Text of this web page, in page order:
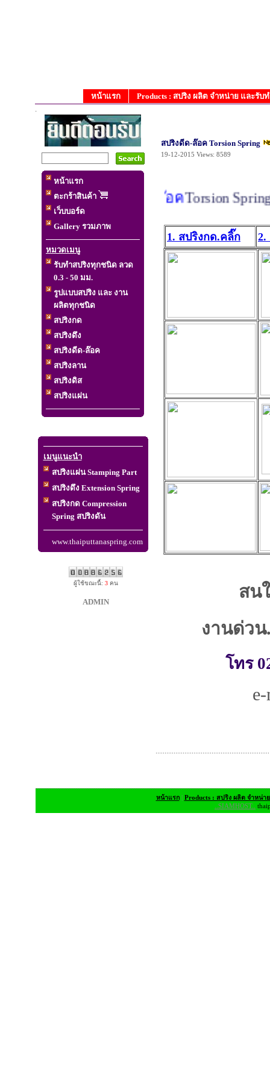
หน้าแรก
Products : สปริง ผลิต จำหน่าย และรั
.
หน้าแรก
ตะกร้าสินค้า
เว็บบอร์ด
Gallery รวมภาพ
หมวดเมนู
รับทำสปริงทุกชนิด ลวด
0.3 - 50 มม.
รูปแบบสปริง และ งาน
ผลิตทุกชนิด
สปริงกด
สปริงดึง
สปริงดีด-ล๊อค
สปริงลาน
สปริงดิส
สปริงแผ่น
เมนูแนะนำ
สปริงแผ่น Stamping Part
สปริงดึง Extension Spring
สปริงกด Compression
Spring สปริงดัน
www.thaiputtanaspring.com
ผู้ใช้ขณะนี้: 3 คน
ADMIN
สปริงดีด-ล๊อค Torsion Spring
19-12-2015 Views: 8589
สปริงดีด-ล๊อค Torsion Spring
1. สปริงกด.คลิ๊ก 2.
สน
งานด่ว
โทร
หน้าแรก| Products : สปริง ผลิต จำหน่า
..SIAMHOST..